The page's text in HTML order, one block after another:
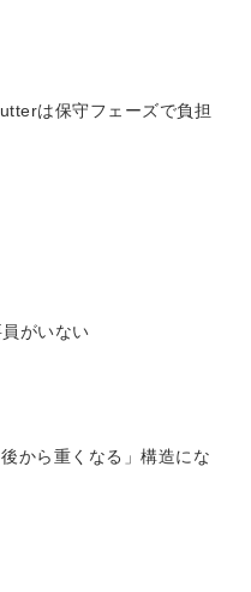
は保守フェーズで負担
がいない
から重くなる」構造にな